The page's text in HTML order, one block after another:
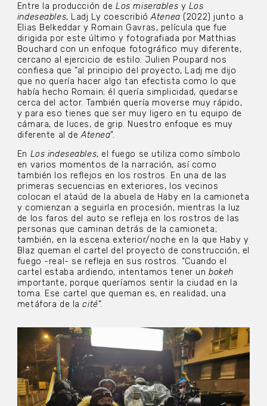
Entre la producción deLos miserables y Los
indeseables, Ladj Ly coescribióAtenea (2022) junto a
Elias Belkeddar y Romain Gavras, película que fue
dirigida por este último y fotografiada por Matthias
Bouchard con un enfoque fotográfico muy diferente,
cercano al ejercicio de estilo. Julien Poupard nos
confiesa que “al principio del proyecto, Ladj me dijo
que no quería hacer algo tan efectista como lo que
había hecho Romain; él quería simplicidad, quedarse
cerca del actor. También quería moverse muy rápido,
y para eso tienes que ser muy ligero en tu equipo de
cámara, de luces, de grip. Nuestro enfoque es muy
diferente al deAtenea”.
En Los indeseables, el fuego se utiliza como símbolo
en varios momentos de la narración, así como
también los reflejos en los rostros. En una de las
primeras secuencias en exteriores, los vecinos
colocan el ataúd de la abuela de Haby en la camioneta
y comienzan a seguirla en procesión, mientras la luz
de los faros del auto se refleja en los rostros de las
personas que caminan detrás de la camioneta;
también, en la escena exterior/noche en la que Haby y
Blaz queman el cartel del proyecto de construcción, el
fuego -real- se refleja en sus rostros. “Cuando el
cartel estaba ardiendo, intentamos tener unbokeh
importante, porque queríamos sentir la ciudad en la
toma. Ese cartel que queman es, en realidad, una
metáfora de lacité”.